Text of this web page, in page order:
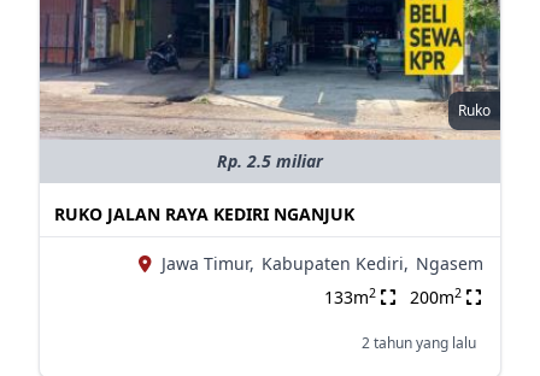
Ruko
Rp. 2.5 miliar
RUKO JALAN RAYA KEDIRI NGANJUK
Jawa Timur, Kabupaten Kediri, Ngasem
133m2 200m2
2 tahun yang lalu